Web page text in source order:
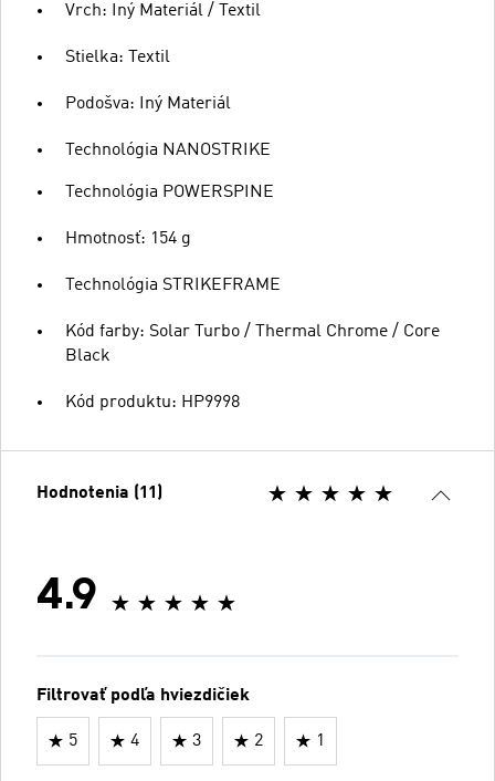
Vrch: Iný Materiál / Textil
Stielka: Textil
Podošva: Iný Materiál
Technológia NANOSTRIKE
Technológia POWERSPINE
Hmotnosť: 154 g
Technológia STRIKEFRAME
Kód farby: Solar Turbo / Thermal Chrome / Core
Black
Kód produktu: HP9998
Hodnotenia (11)
4.9
Filtrovať podľa hviezdičiek
5 4 3 2 1